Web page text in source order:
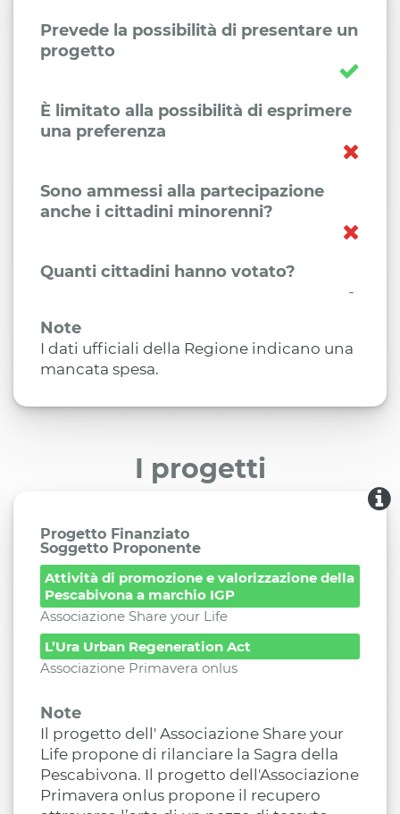
Prevede la possibilità di presentare un
progetto
È limitato alla possibilità di esprimere
una preferenza
Sono ammessi alla partecipazione
anche i cittadini minorenni?
Quanti cittadini hanno votato?
-
Note
I dati ufficiali della Regione indicano una
mancata spesa.
I progetti
Progetto Finanziato
Soggetto Proponente
Attività di promozione e valorizzazione della
Pescabivona a marchio IGP
Associazione Share your Life
L’Ura Urban Regeneration Act
Associazione Primavera onlus
Note
Il progetto dell' Associazione Share your
Life propone di rilanciare la Sagra della
Pescabivona. Il progetto dell'Associazione
Primavera onlus propone il recupero